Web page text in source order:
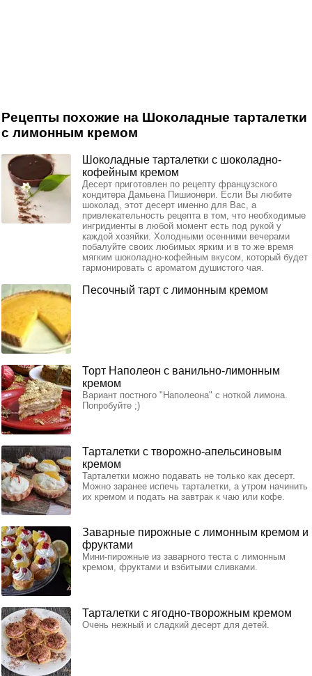
Рецепты похожие на Шоколадные тарталетки
с лимонным кремом
Шоколадные тарталетки с шоколадно-
кофейным кремом
Десерт приготовлен по рецепту французского
кондитера Дамьена Пишионери. Если Вы любите
шоколад, этот десерт именно для Вас, а
привлекательность рецепта в том, что необходимые
ингридиенты в любой момент есть под рукой у
каждой хозяйки. Холодными осенними вечерами
побалуйте своих любимых ярким и в то же время
мягким шоколадно-кофейным вкусом, который будет
гармонировать с ароматом душистого чая.
Песочный тарт с лимонным кремом
Торт Наполеон с ванильно-лимонным
кремом
Вариант постного "Наполеона" с ноткой лимона.
Попробуйте ;)
Тарталетки с творожно-апельсиновым
кремом
Тарталетки можно подавать не только как десерт.
Можно заранее испечь тарталетки, а утром начинить
их кремом и подать на завтрак к чаю или кофе.
Заварные пирожные с лимонным кремом и
фруктами
Мини-пирожные из заварного теста с лимонным
кремом, фруктами и взбитыми сливками.
Тарталетки с ягодно-творожным кремом
Очень нежный и сладкий десерт для детей.